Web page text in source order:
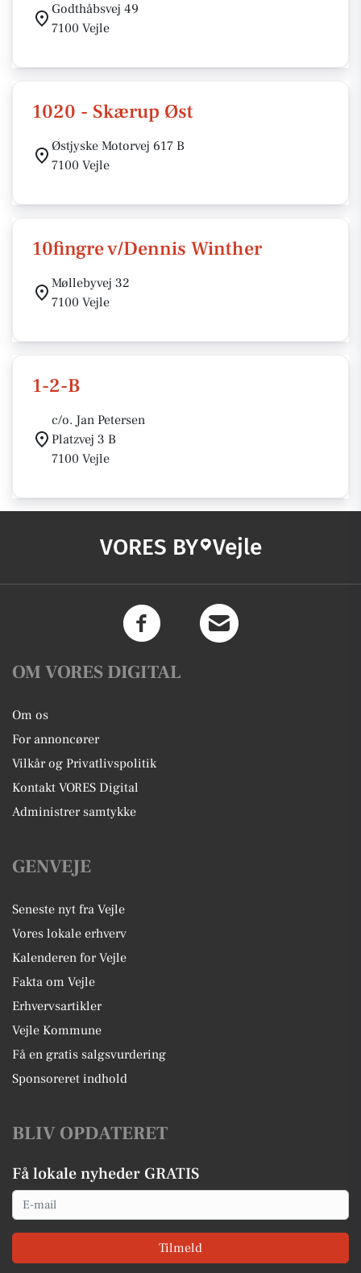
Godthåbsvej 49
7100 Vejle
1020 - Skærup Øst
Østjyske Motorvej 617 B
7100 Vejle
10fingre v/Dennis Winther
Møllebyvej 32
7100 Vejle
1-2-B
c/o. Jan Petersen
Platzvej 3 B
7100 Vejle
VORES BY Vejle
OM VORES DIGITAL
Om os
For annoncører
Vilkår og Privatlivspolitik
Kontakt VORES Digital
Administrer samtykke
GENVEJE
Seneste nyt fra Vejle
Vores lokale erhverv
Kalenderen for Vejle
Fakta om Vejle
Erhvervsartikler
Vejle Kommune
Få en gratis salgsvurdering
Sponsoreret indhold
BLIV OPDATERET
Få lokale nyheder GRATIS
Email
Tilmeld